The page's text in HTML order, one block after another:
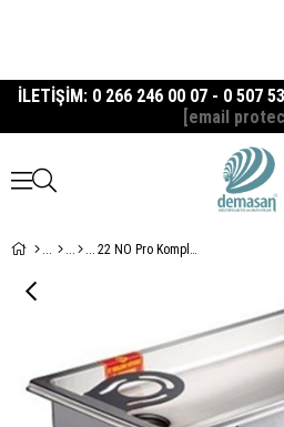
İLETİŞİM: 0 266 246 00 07 - 0 507
[email
22 NO Pro Komple Paslanmaz Et Kıyma Makinesi